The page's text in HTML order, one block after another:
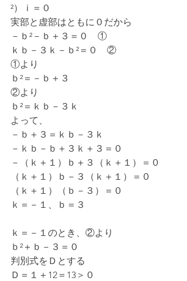
²）ｉ＝０
実部と虚部はともに０だから
－ｂ²－ｂ＋３＝０　①
ｋｂ－３ｋ－ｂ²＝０　②
①より
ｂ²＝－ｂ＋３
②より
ｂ²＝ｋｂ－３ｋ
よって、
－ｂ＋３＝ｋｂ－３ｋ
－ｋｂ－ｂ＋３ｋ＋３＝０
－（ｋ＋１）ｂ＋３（ｋ＋１）＝０
（ｋ＋１）ｂ－３（ｋ＋１）＝０
（ｋ＋１）（ｂ－３）＝０
ｋ＝－１、ｂ＝３
ｋ＝－１のとき、②より
ｂ²＋ｂ－３＝０
判別式をＤとする
Ｄ＝１＋12＝13＞０